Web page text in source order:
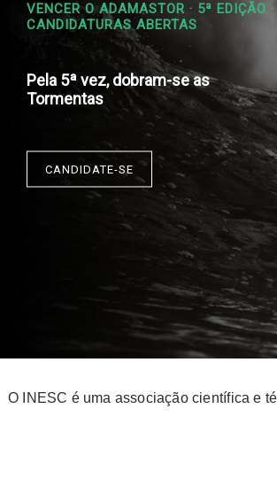
VENCER O ADAMASTOR · 5ª EDIÇÃO ·
CANDIDATURAS ABERTAS
Pela 5ª vez, dobram-se as
Tormentas
CANDIDATE-SE
O N ESC é uma associação científica e té